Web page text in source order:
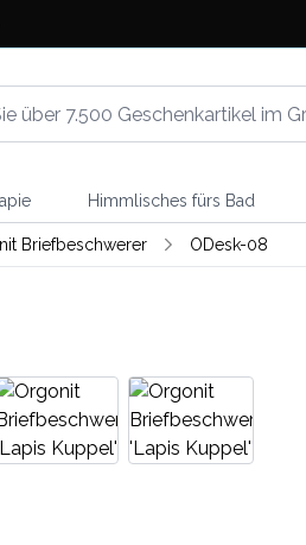
Himmlisches fürs Bad
Briefbeschwerer ODesk-08